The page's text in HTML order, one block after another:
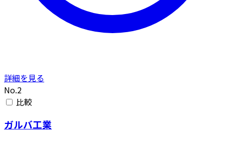
詳細を見る
No.2
比較
ガルバ工業